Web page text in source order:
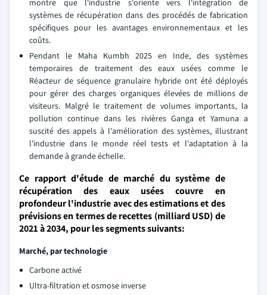
montre que l'industrie s'oriente vers l'intégration de
systèmes de récupération dans des procédés de fabrication
spécifiques pour les avantages environnementaux et les
coûts.
Pendant le Maha Kumbh 2025 en Inde, des systèmes
temporaires de traitement des eaux usées comme le
Réacteur de séquence granulaire hybride ont été déployés
pour gérer des charges organiques élevées de millions de
visiteurs. Malgré le traitement de volumes importants, la
pollution continue dans les rivières Ganga et Yamuna a
suscité des appels à l'amélioration des systèmes, illustrant
l'industrie dans le monde réel tests et l'adaptation à la
demande à grande échelle.
Ce rapport d'étude de marché du système de
récupération des eaux usées couvre en
profondeur l'industrie avec des estimations et des
prévisions en termes de recettes (milliard USD) de
2021 à 2034, pour les segments suivants:
Marché, par technologie
Carbone activé
Ultra-filtration et osmose inverse